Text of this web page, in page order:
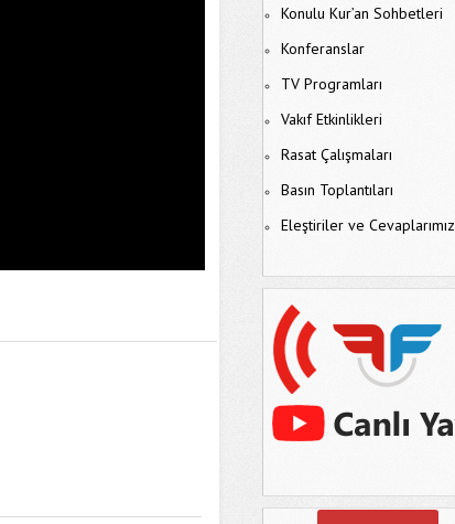
Konulu Kur’an Sohbetleri
Konferanslar
TV Programları
Vakıf Etkinlikleri
Rasat Çalışmaları
Basın Toplantıları
Eleştiriler ve Cevaplarımız